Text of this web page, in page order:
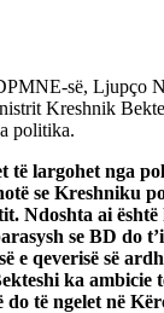
së, Ljupço
Kreshnik
politika.
të largohet nga
se Kreshniku
Ndoshta ai
se BD do
e qeverisë së
ka ambicie
të ngelet në